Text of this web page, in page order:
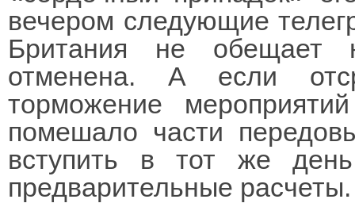
вечером следующие
Британия не обещает
отменена. А если
торможение
помешало части
вступить в тот же
предварительные расчеты.